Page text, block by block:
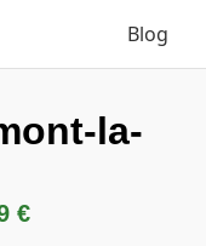
Blog
la-
€